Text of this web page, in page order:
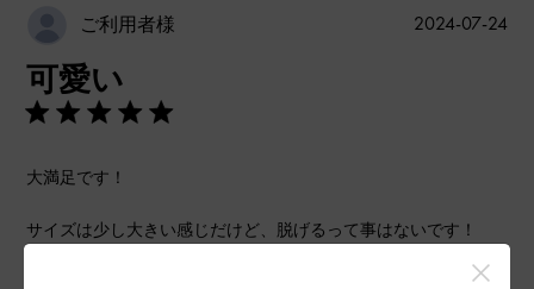
ご利用者様
可愛い
大満足です！
サイズは少し大きい感じだけど、脱げるって事はないです！
公
2024-07-24